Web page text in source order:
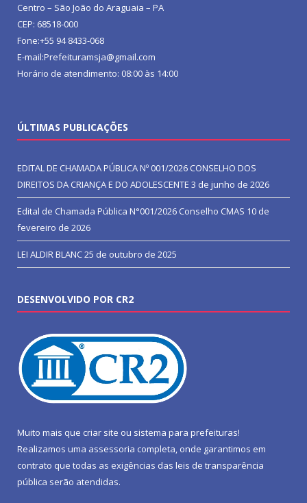
Centro – São João do Araguaia – PA
CEP: 68518-000
Fone:+55 94 8433-068
E-mail:Prefeituramsja@gmail.com
Horário de atendimento: 08:00 às 14:00
ÚLTIMAS PUBLICAÇÕES
EDITAL DE CHAMADA PÚBLICA Nº 001/2026 CONSELHO DOS
DIREITOS DA CRIANÇA E DO ADOLESCENTE 3 de junho de 2026
Edital de Chamada Pública N°001/2026 Conselho CMAS 10 de
fevereiro de 2026
LEI ALDIR BLANC25 de outubro de 2025
DESENVOLVIDO POR CR2
Muito mais que criar site ou sistema para prefeituras!
Realizamos uma assessoria completa, onde garantimos em
contrato que todas as exigências das leis de transparência
pública serão atendidas.